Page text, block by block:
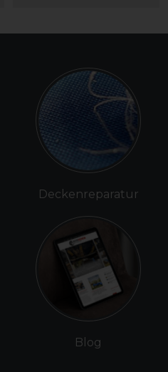
Deckenreparatur
Blog